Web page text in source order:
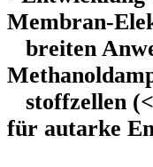
Membran-
breiten
stoffzellen
für autarke